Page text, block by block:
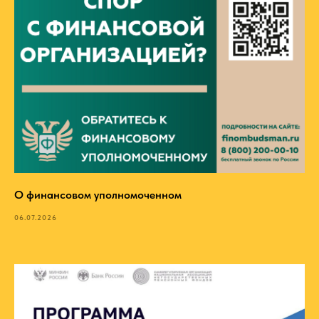
О финансовом уполномоченном
06.07.2026